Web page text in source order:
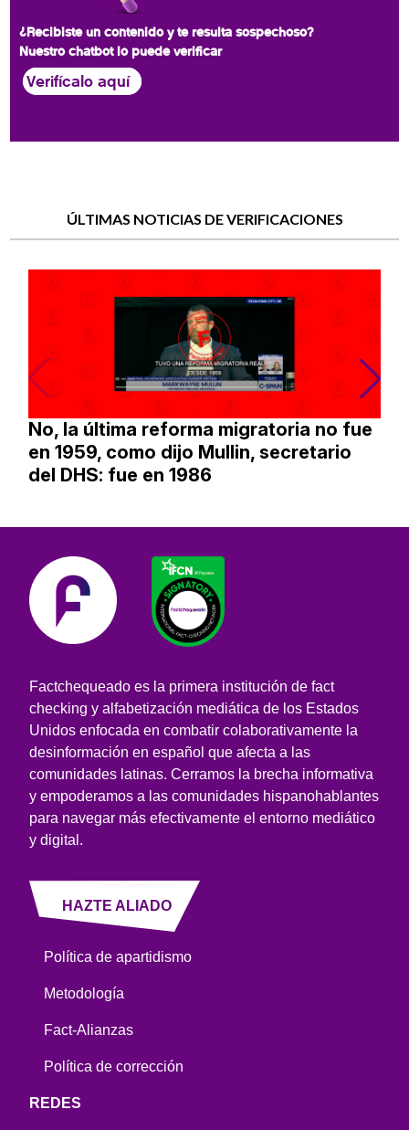
¿Recibiste un contenido y te resulta sospechoso?
Nuestro chatbot lo puede verificar
Verifícalo aquí
ÚLTIMAS NOTICIAS DE VERIFICACIONES
No, la última reforma migratoria no fue
en 1959, como dijo Mullin, secretario
del DHS: fue en 1986
Factchequeado es la primera institución de fact
checking y alfabetización mediática de los Estados
Unidos enfocada en combatir colaborativamente la
desinformación en español que afecta a las
comunidades latinas. Cerramos la brecha informativa
y empoderamos a las comunidades hispanohablantes
para navegar más efectivamente el entorno mediático
y digital.
HAZTE ALIADO
Política de apartidismo
Metodología
Fact-Alianzas
Política de corrección
REDES